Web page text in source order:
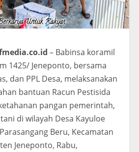
– Babinsa koramil
1425/ Jeneponto, bersama
dan PPL Desa, melaksanakan
bantuan Racun Pestisida
pangan pemerintah,
di wilayah Desa Kayuloe
Beru, Kecamatan
Jeneponto, Rabu,